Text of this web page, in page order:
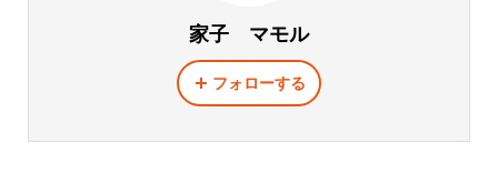
家子 マモル
フォローする